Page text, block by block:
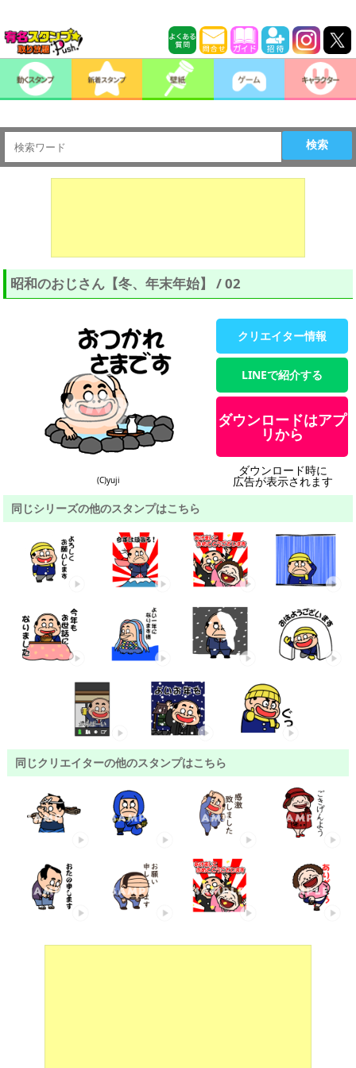
検索
昭和のおじさん【冬、年末年始】 / 02
(C)yuji
クリエイター情報
LINEで紹介する
ダウンロードはアプ
リから
ダウンロード時に
広告が表示されます
同じシリーズの他のスタンプはこちら
同じクリエイターの他のスタンプはこちら